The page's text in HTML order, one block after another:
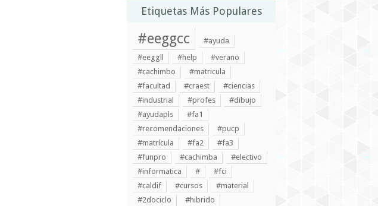
Etiquetas Más Populares
#eeggcc
#ayuda
#eeggll
#help
#verano
#cachimbo
#matricula
#facultad
#craest
#ciencias
#industrial
#profes
#dibujo
#ayudapls
#fa1
#recomendaciones
#pucp
#matrícula
#fa2
#fa3
#funpro
#cachimba
#electivo
#informatica
#
#fci
#caldif
#cursos
#material
#2dociclo
#hibrido